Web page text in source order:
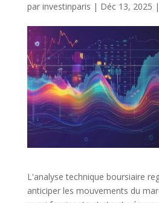
par investinparis | Déc 13, 2025 |
L'analyse technique boursiaire
anticiper les mouvements du